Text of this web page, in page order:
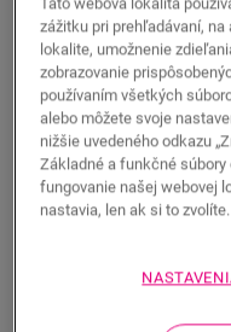
Vlastnosti
Táto scotia je diskrétna
úpravu v kombinácii s
zážitku pri prehľadávaní,
lokalite, umožnenie
zobrazovanie
používaním všetkých
alebo môžete svoje
nižšie uvedeného odkazu
Základné a funkčné
fungovanie našej webovej
nastavia, len ak si to zvolíte.